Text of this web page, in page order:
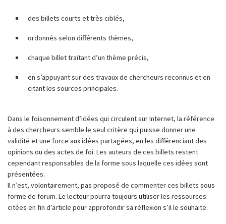
des billets courts et très ciblés,
ordonnés selon différents thèmes,
chaque billet traitant d’un thème précis,
en s’appuyant sur des travaux de chercheurs reconnus et en
citant les sources principales.
Dans le foisonnement d’idées qui circulent sur Internet, la référence
à des chercheurs semble le seul critère qui puisse donner une
validité et une force aux idées partagées, en les différenciant des
opinions ou des actes de foi. Les auteurs de ces billets restent
cependant responsables de la forme sous laquelle ces idées sont
présentées.
Il n’est, volontairement, pas proposé de commenter ces billets sous
forme de forum. Le lecteur pourra toujours utiliser les ressources
citées en fin d’article pour approfondir sa réflexion s’il le souhaite.